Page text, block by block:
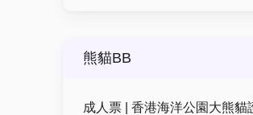
熊貓BB
成人票 | 香港海洋公園大熊貓